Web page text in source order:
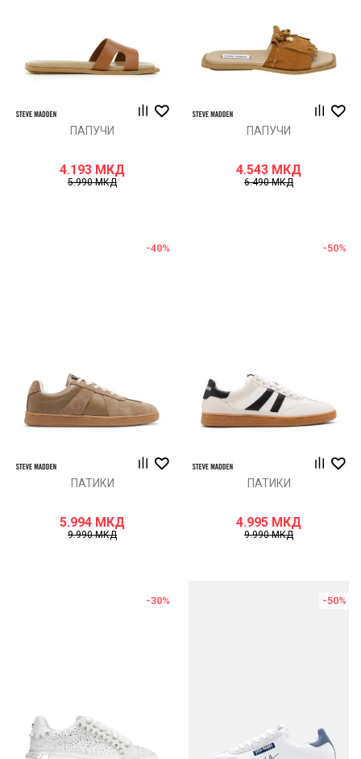
ПАПУЧИ
4.193 МКД
5.990МКД
ПАПУЧИ
4.543 МКД
6.490МКД
-40%
ПАТИКИ
5.994 МКД
9.990МКД
-50%
ПАТИКИ
4.995 МКД
9.990МКД
-30% -50%